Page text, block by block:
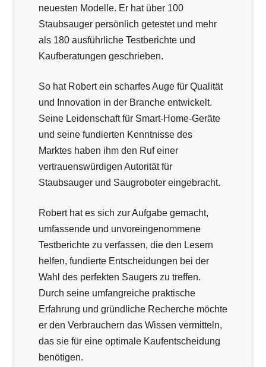
neuesten Modelle. Er hat über 100
Staubsauger persönlich getestet und mehr
als 180 ausführliche Testberichte und
Kaufberatungen geschrieben.
So hat Robert ein scharfes Auge für Qualität
und Innovation in der Branche entwickelt.
Seine Leidenschaft für Smart-Home-Geräte
und seine fundierten Kenntnisse des
Marktes haben ihm den Ruf einer
vertrauenswürdigen Autorität für
Staubsauger und Saugroboter eingebracht.
Robert hat es sich zur Aufgabe gemacht,
umfassende und unvoreingenommene
Testberichte zu verfassen, die den Lesern
helfen, fundierte Entscheidungen bei der
Wahl des perfekten Saugers zu treffen.
Durch seine umfangreiche praktische
Erfahrung und gründliche Recherche möchte
er den Verbrauchern das Wissen vermitteln,
das sie für eine optimale Kaufentscheidung
benötigen.